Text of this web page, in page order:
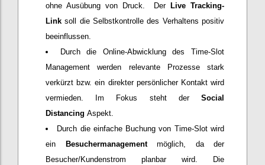
ohne Ausübung von Druck. Der Live Tracking-
Link soll die Selbstkontrolle des Verhaltens positiv
beeinflussen.
Durch die Online-Abwicklung des Time-Slot
Management werden relevante Prozesse stark
verkürzt bzw. ein direkter persönlicher Kontakt wird
vermieden. Im Fokus steht der Social
Distancing Aspekt.
Durch die einfache Buchung von Time-Slot wird
ein
Besuchermanagement möglich, da der
Besucher/Kundenstrom planbar wird. Die